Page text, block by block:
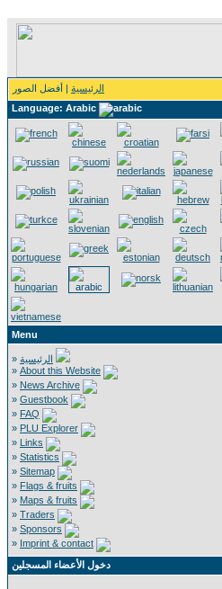
الرئيسية | أفضل الصور
Language: Arabic
Menu
» الرئيسية
» About this Website
» News Archive
» Guestbook
» FAQ
» PLU Explorer
» Links
» Statistics
» Sitemap
» Flags & fruits
» Maps & fruits
» Traders
» Sponsors
» Imprint & contact
دخول الأعضاء المسجلين